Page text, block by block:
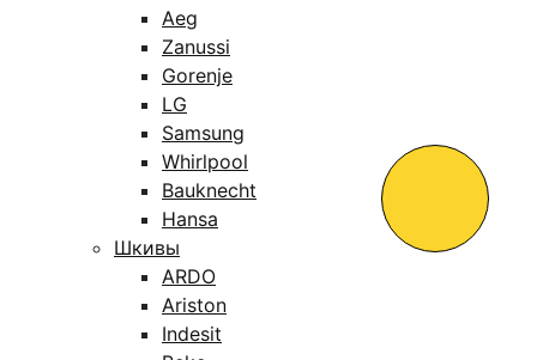
Aeg
Zanussi
Gorenje
LG
Samsung
Whirlpool
Bauknecht
Hansa
Шкивы
ARDO
Ariston
Indesit